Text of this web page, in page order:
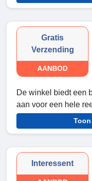
Gratis
Verzending
AANBOD
De winkel biedt een
aan voor een hele
Interessent